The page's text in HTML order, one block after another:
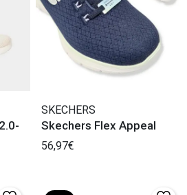
SKECHERS
Skechers Flex Appeal
56,97€